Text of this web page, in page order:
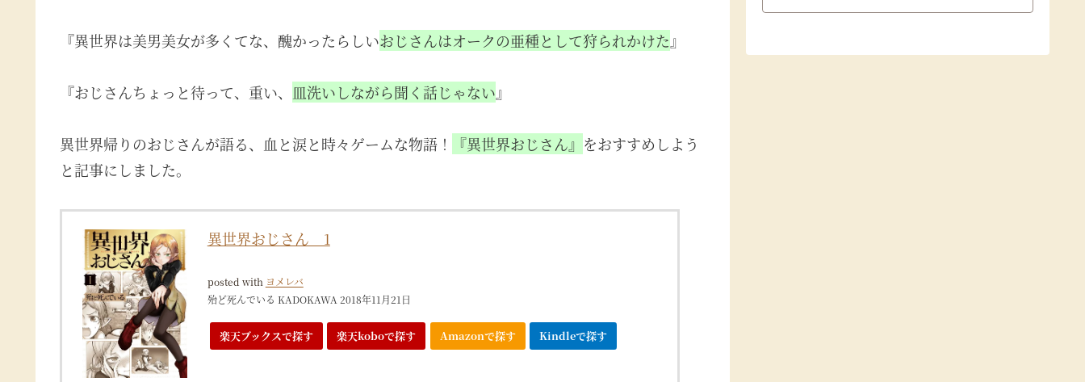
『異世界は美男美女が多くてな、醜かったらしいおじさんはオークの亜種として狩られかけた 』
『おじさんちょっと待って、重い、 皿洗いしながら聞く話じゃない』
異世界帰りのおじさんが語る、血と涙と時々ゲームな物語！ 『異世界おじさん』 をおすすめしよう
と記事にしました。
異世界おじさん 1
posted with ヨメレバ
殆ど死んでいる KADOKAWA 2018年11月21日
楽天ブックスで探す 楽天koboで探す Amazonで探す Kindleで探す